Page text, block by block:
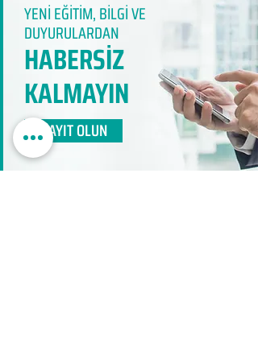
YENİ EĞİTİM, BİLGİ VE
DUYURULARDAN
HABERSİZ
KALMAYIN​
KAYIT OLUN